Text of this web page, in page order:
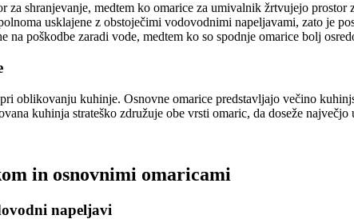
za shranjevanje, medtem ko omarice za umivalnik žrtvujejo prostor
usklajene z obstoječimi vodovodnimi napeljavami, zato je
poškodbe zaradi vode, medtem ko so spodnje omarice bolj
oblikovanju kuhinje. Osnovne omarice predstavljajo večino
kuhinja strateško združuje obe vrsti omaric, da doseže
in osnovnimi omaricami
napeljavi